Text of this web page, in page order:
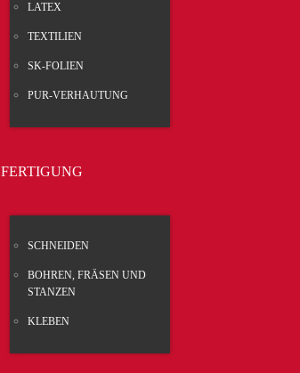
LATEX
TEX­TI­LI­EN
SK-FOLI­EN
PUR-VER­HAU­TUNG
FER­TI­GUNG
SCHNEI­DEN
BOH­REN, FRÄ­SEN UND
STAN­ZEN
KLE­BEN